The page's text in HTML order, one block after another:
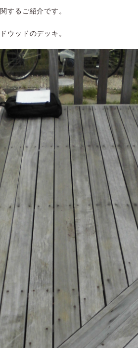
するご紹介です。
ウッドのデッキ。